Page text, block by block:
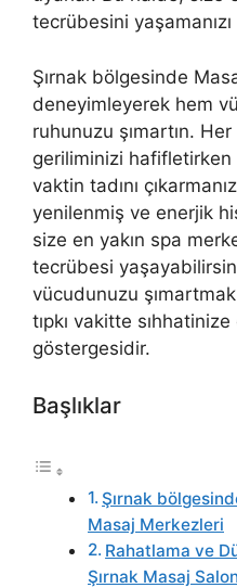
tecrübesini
Şırnak bölgesinde
deneyimleyerek hem
ruhunuzu şımartın.
geriliminizi hafifletirken
vaktin tadını
yenilenmiş ve enerjik
size en yakın spa
tecrübesi
vücudunuzu
tıpkı vakitte
göstergesidir.
Başlıklar
Şırnak
Masaj Merkezleri
Rahatlama ve
Şırnak Masaj